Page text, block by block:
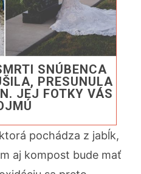
SNÚBENCA
PRESUNULA
JEJ FOTKY VÁS
pochádza z jabĺk,
aj kompost bude mať